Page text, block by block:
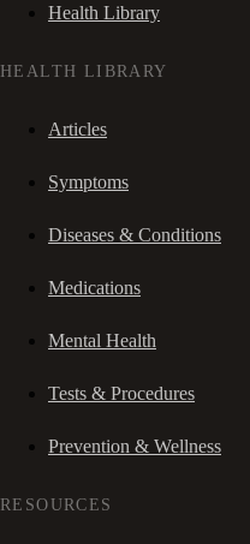
Health Library
HEALTH LIBRARY
Articles
Symptoms
Diseases & Conditions
Medications
Mental Health
Tests & Procedures
Prevention & Wellness
RESOURCES